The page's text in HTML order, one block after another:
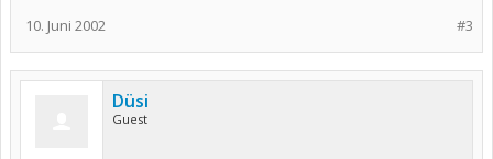
#3
10. Juni 2002
Düsi
Guest